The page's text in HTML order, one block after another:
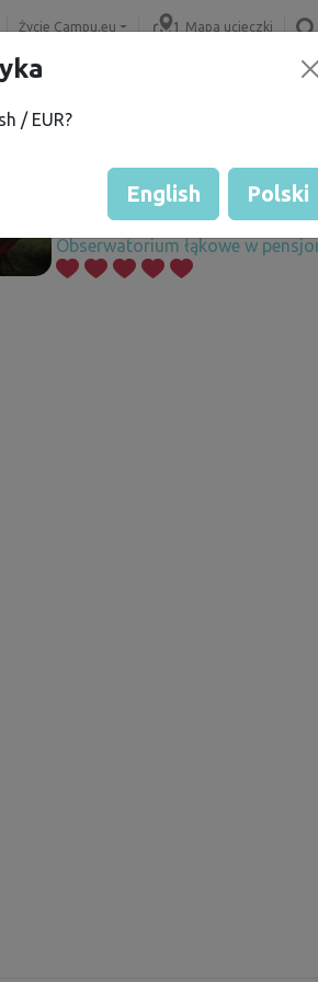
Życie Campu.eu Mapa ucieczki
Obserwatorium łąkowe w
/ EUR?
English Polski